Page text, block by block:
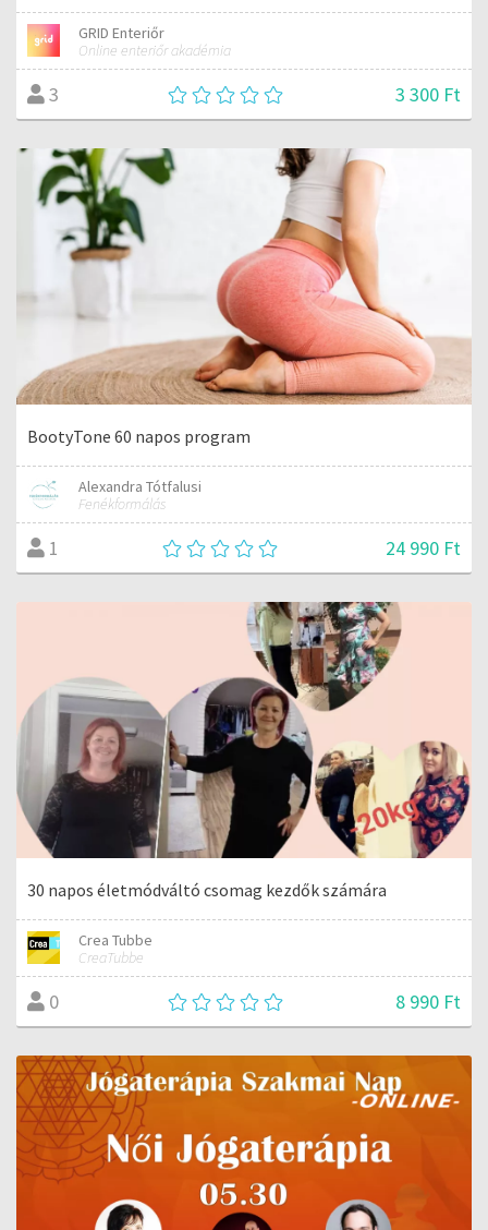
GRID Enteriőr
Online enteriőr akadémia
3 3 300 Ft
BootyTone 60 napos program
Alexandra Tótfalusi
Fenékformálás
1 24 990 Ft
30 napos életmódváltó csomag kezdők számára
Crea Tubbe
CreaTubbe
0 8 990 Ft